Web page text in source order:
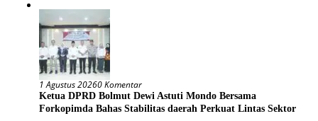
1 Agustus 20260 Komentar
Ketua DPRD Bolmut Dewi Astuti Mondo Bersama
Forkopimda Bahas Stabilitas daerah Perkuat Lintas Sektor